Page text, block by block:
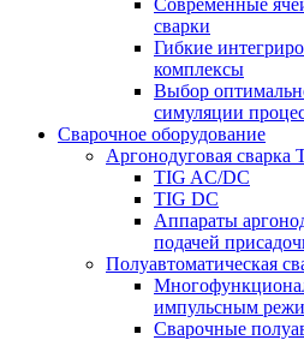
сварки
Гибкие
комплексы
Выбор
симуляции
Сварочное оборудование
Аргонодуговая сварка
TIG AC/DC
TIG DC
Аппараты
подачей
Полуавтоматическая
импульсным
Сварочные